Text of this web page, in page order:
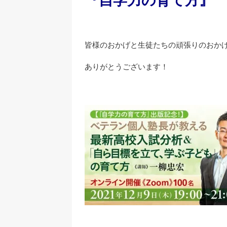
皆様のおかげと生徒たちの頑張りのおか
ありがとうございます！